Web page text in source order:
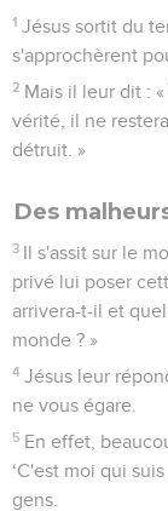
1 Jésus sortit du
s'approchèrent
2 Mais il leur dit :
vérité, il ne
détruit. »
Des
3 Il s'assit sur le
privé lui poser
arrivera-t-il et
monde ? »
4 Jésus leur
ne vous égare.
5 En effet,
‘C'est moi qui
gens.